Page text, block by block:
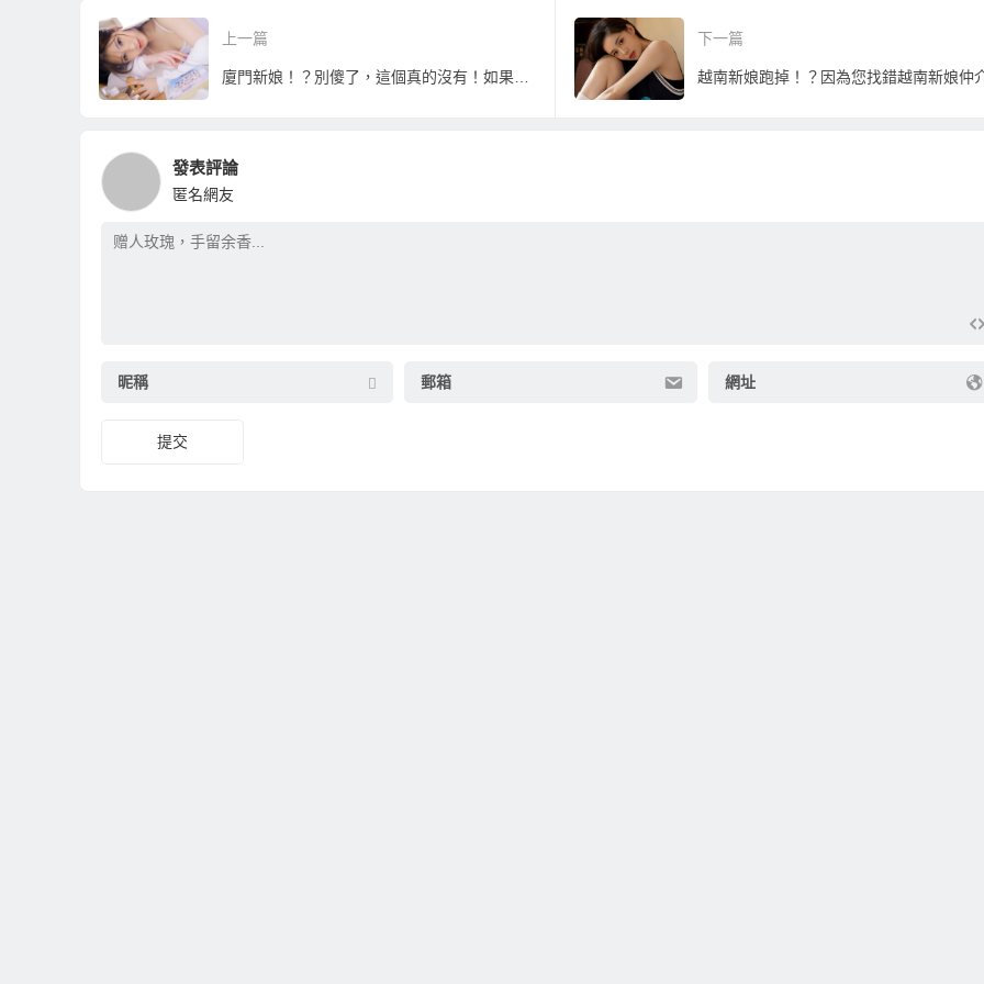
吧！
上一篇
廈門新娘！？別傻了，這個真的沒有！如果有，您真的受不了…
下一篇
越南新娘跑掉！？因為您找錯越南新娘仲
發表評論
匿名網友
昵稱 郵箱 網址
提交